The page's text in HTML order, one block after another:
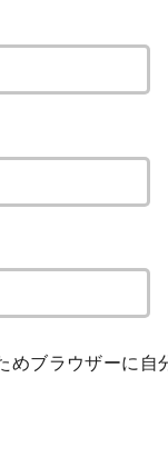
めブラウザーに自